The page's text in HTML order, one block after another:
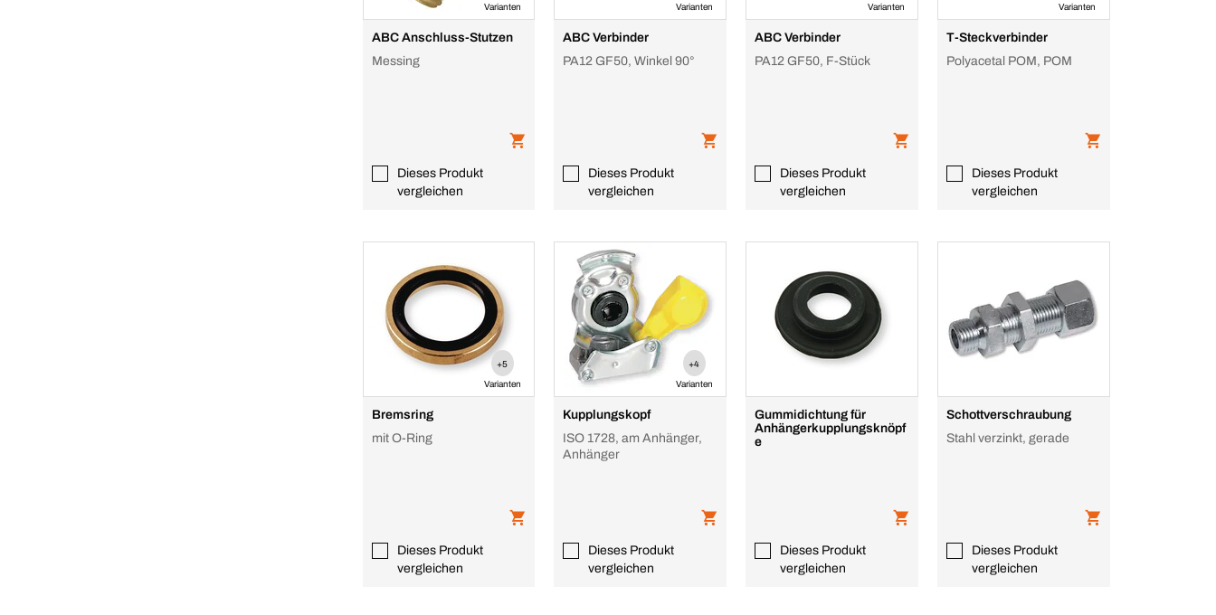
Varianten
ABC Anschluss-Stutzen
Messing
Dieses Produkt
vergleichen
Varianten
ABC Verbinder
PA12 GF50, Winkel 90°
Dieses Produkt
vergleichen
Varianten
ABC Verbinder
PA12 GF50, F-Stück
Dieses Produkt
vergleichen
Varianten
T-Steckverbinder
Polyacetal POM, POM
Dieses Produkt
vergleichen
+5
Varianten
Bremsring
mit O-Ring
Dieses Produkt
vergleichen
+4
Varianten
Kupplungskopf
ISO 1728, am Anhänger,
Anhänger
Dieses Produkt
vergleichen
Gummidichtung für
Anhängerkupplungsknöpf
e
Dieses Produkt
vergleichen
Schottverschraubung
Stahl verzinkt, gerade
Dieses Produkt
vergleichen